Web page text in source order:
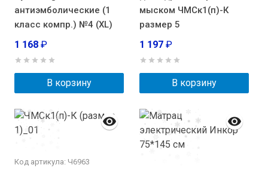
антиэмболические (1
класс компр.) №4 (XL)
1 168 ₽
В корзину
мыском ЧМСк1(п)-К
размер 5
1 197 ₽
В корзину
Код артикула: Ч6963